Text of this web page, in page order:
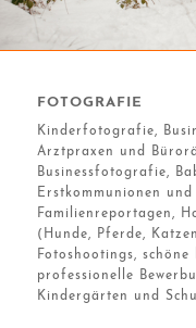
FOTOGRAFIE
Kinderfotografie,
Arztpraxen und
Businessfotografie,
Erstkommunionen
Familienreportagen,
(Hunde, Pferde,
Fotoshootings,
professionelle
Kindergärten und